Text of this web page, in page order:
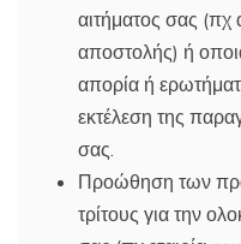
αιτήματος σας (πχ
αποστολής) ή
απορία ή
εκτέλεση της
σας.
Προώθηση των
τρίτους για την